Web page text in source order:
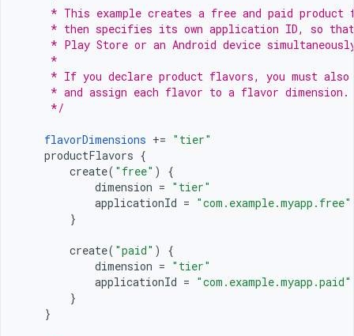
* This example creates a free and paid product
* then specifies its own application ID, so
* Play Store or an Android device
     *
* If you declare product flavors, you must
     * and assign each flavor to a flavor dimension.
     */
flavorDimensions += "tier"
productFlavors {
create( "free" )
{
dimension = "tier"
applicationId = "com.example.myapp.free"
}
create( "paid" )
{
dimension = "tier"
applicationId = "com.example.myapp.paid"
}
}